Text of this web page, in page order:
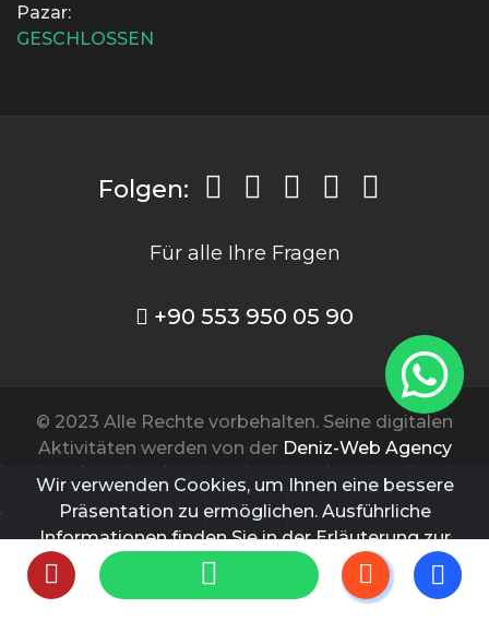
Pazar:
GESCHLOSSEN
Folgen:
Für alle Ihre Fragen
+90 553 950 05 90
© 2023 Alle Rechte vorbehalten. Seine digitalen
Aktivitäten werden von der Deniz-Web Agency
durchgeführt.
Der Inhalt der Website dient nur zu
Informationszwecken. Bitte wenden Sie sich zur
Diagnose und Behandlung an Ihren Arzt.
Wir verwenden Cookies, um Ihnen eine bessere
Präsentation zu ermöglichen. Ausführliche
Informationen finden Sie in der Erläuterung zur
KVKK-Richtlinie
und im KVKK-Klarstellungstext .